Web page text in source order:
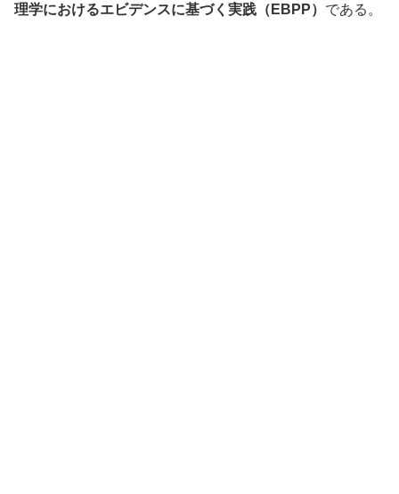
理学におけるエビデンスに基づく実践（EBPP） である。